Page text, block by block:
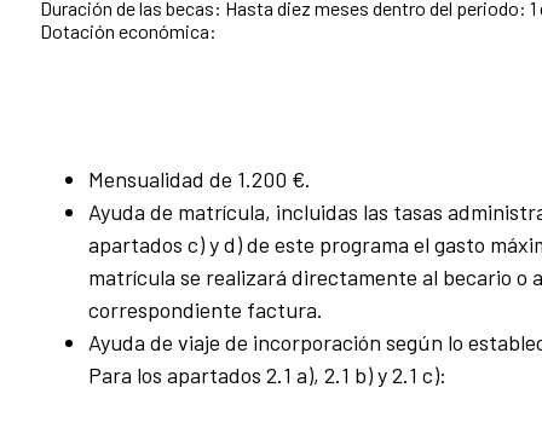
Duración de las becas: Hasta diez meses dentro del periodo: 1
Dotación económica:
Mensualidad de 1.200 €.
Ayuda de matrícula, incluidas las tasas
apartados c) y d) de este programa el gasto
matrícula se realizará directamente al becario o
correspondiente factura.
Ayuda de viaje de incorporación según lo
Para los apartados 2.1 a), 2.1 b) y 2.1 c):